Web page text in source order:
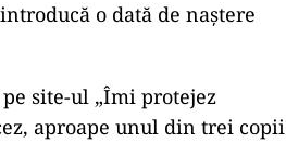
o dată de naștere
site-ul „Îmi protejez
aproape unul din trei copii